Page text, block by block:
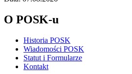
O POSK-u
Historia POSK
Wiadomości POSK
Statut i Formularze
Kontakt